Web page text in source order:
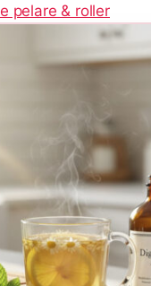
pelare & roller